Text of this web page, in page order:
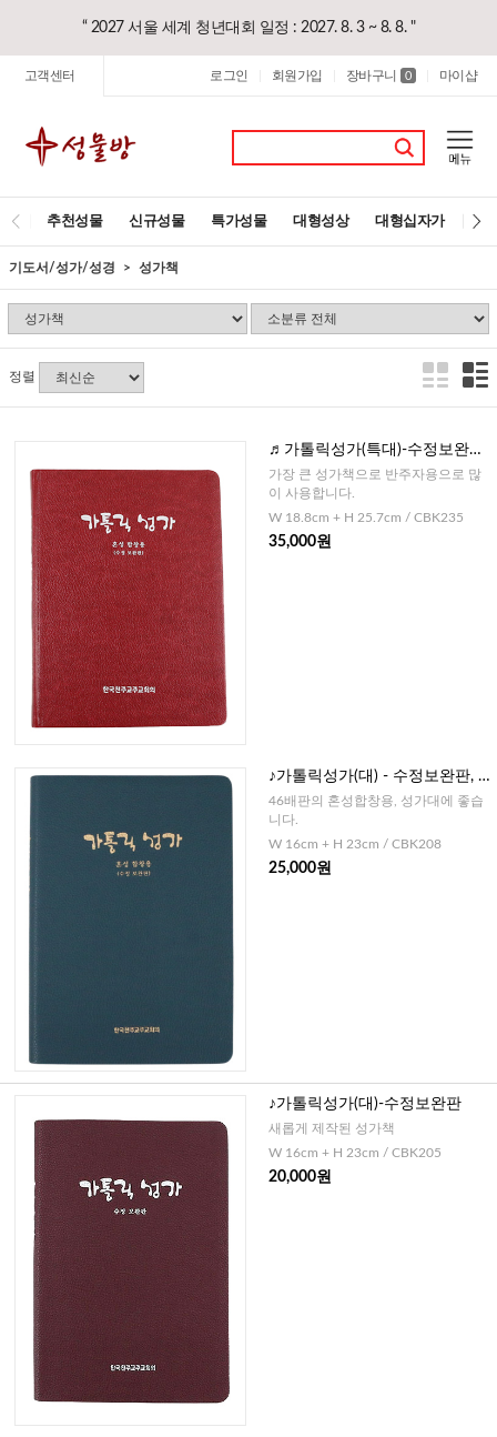
“ 2027 서울 세계 청년대회 일정 : 2027. 8. 3 ~ 8. 8. "
고객센터 로그인 회원가입 장바구니 0 마이샵
추천성물 신규성물 특가성물 대형성상 대형십자가 레
기도서/성가/성경 성가책
정렬
♬가톨릭성가(특대)-수정보완판,
4부 혼성합창용,반주자용
가장 큰 성가책으로 반주자용으로 많
이 사용합니다.
W 18.8cm + H 25.7cm / CBK235
35,000원
♪가톨릭성가(대) - 수정보완판, 4
부 혼성합창용
46배판의 혼성합창용, 성가대에 좋습
니다.
W 16cm + H 23cm / CBK208
25,000원
♪가톨릭성가(대)-수정보완판
새롭게 제작된 성가책
W 16cm + H 23cm / CBK205
20,000원